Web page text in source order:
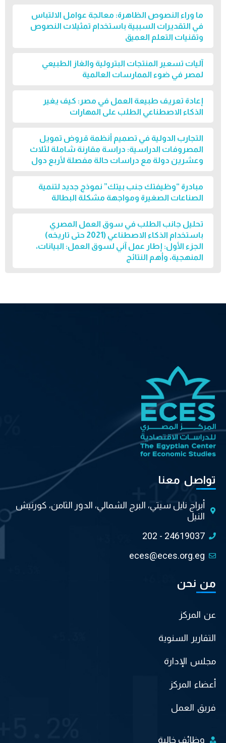
ما وراء النصوص الظاهرة: معالجة عوامل الالتباس
في التقديرات السببية باستخدام تمثيلات النصوص
وتقنيات التعلم العميق
آليات تسعير المنتجات البترولية والغاز الطبيعي
لمصر في ضوء الممارسات العالمية
إعادة تعريف طبيعة العمل في مصر: كيف يغير
الذكاء الاصطناعي الطلب على المهارات
التجارب الدولية في تصميم أنظمة قروض تمويل
المصروفات الدراسية: دراسة مقارنة شاملة لثلاث
وعشرين دولة مع دراسات حالة مفصلة لأربع دول
مبادرة “وظيفتك جنب بيتك” نموذج جديد لتنمية
الصناعات الصغيرة ومواجهة مشكلة البطالة
تحليل جانب الطلب في سوق العمل المصري
باستخدام الذكاء الاصطناعي (2021 حتى تاريخه)
الجزء الأول: إطار عمل آني لسوق العمل: البيانات،
المنهجية، وأهم النتائج
تواصل معنا
أبراج نايل سيتي، البرج الشمالي، الدور الثامن، كورنيش
النيل
202 - 24619037
eces@eces.org.eg
من نحن
عن المركز
التقارير السنوية
مجلس الإدارة
أعضاء المركز
فريق العمل
وظائف خالية